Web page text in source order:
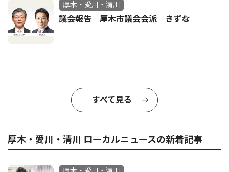
厚木・愛川・清川
議会報告 厚木市議会会派 きずな
すべて見る
厚木・愛川・清川 ローカルニュースの新着記事